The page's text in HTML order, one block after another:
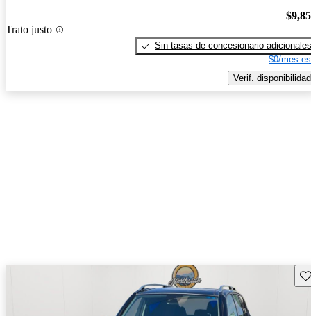
Trato justo
Sin tasas de concesionario adicionales
$0/mes
Verif. disponibilidad